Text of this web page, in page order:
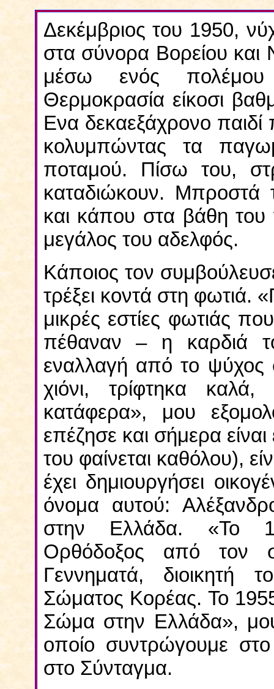
Δεκέμβριος του 1950,
στα σύνορα Βορείου και
μέσω ενός πολέμου
Θερμοκρασία είκοσι
Ενα δεκαεξάχρονο παιδί
κολυμπώντας τα
ποταμού. Πίσω του,
καταδιώκουν. Μπροστά
και κάπου στα βάθη του
μεγάλος του αδελφός.
Κάποιος τον
τρέξει κοντά στη φωτιά.
μικρές εστίες φωτιάς
πέθαναν – η καρδιά
εναλλαγή από το ψύχος
χιόνι, τρίφτηκα
κατάφερα», μου
επέζησε και σήμερα
του φαίνεται καθόλου),
έχει δημιουργήσει
όνομα αυτού:
στην Ελλάδα. «Το
Ορθόδοξος από τον
Γεννηματά, διοικητή
Σώματος Κορέας. Το
Σώμα στην Ελλάδα»,
οποίο συντρώγουμε στο
στο Σύνταγμα.